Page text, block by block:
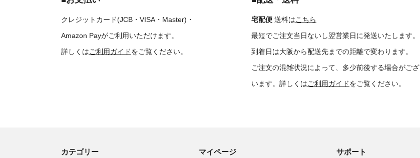
クレジットカード(JCB・VISA・Master)・
Amazon Payがご利用いただけます。
詳しくはご利用ガイドをご覧ください。
宅配便 送料はこちら
最短でご注文当日ないし翌営業日に発送いたします。
到着日は大阪から配送先までの距離で変わります。
ご注文の混雑状況によって、多少前後する場合がござ
います。詳しくはご利用ガイドをご覧ください。
カテゴリー マイページ サポート